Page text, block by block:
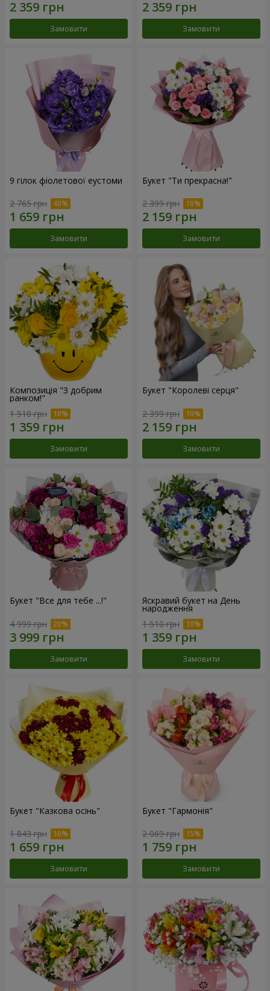
Замовити Замовити
9 гілок фіолетової еустоми
2 765 грн
Замовити
Букет "Ти прекрасна!"
2 399 грн
Замовити
Композиція "З добрим
ранком!"
1 510 грн
Замовити
Букет "Королеві серця"
2 399 грн
Замовити
Букет "Все для тебе ...!"
4 999 грн
Замовити
Яскравий букет на День
народження
1 510 грн
Замовити
Букет "Казкова осінь"
1 843 грн
Замовити
Букет "Гармонія"
2 069 грн
Замовити